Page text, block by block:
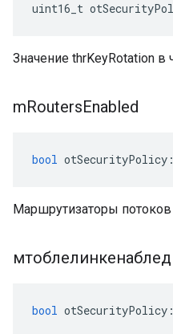
uint16_t
Значение thrKeyRotation в
mRoutersEnabled
bool otSecurityPolicy
Маршрутизаторы
мтоблелинкенаблед
bool otSecurityPolicy